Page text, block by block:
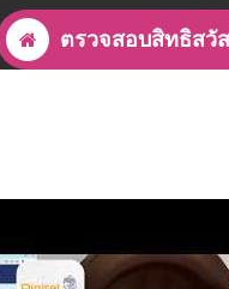
ตรวจสอบสิทธิสวั